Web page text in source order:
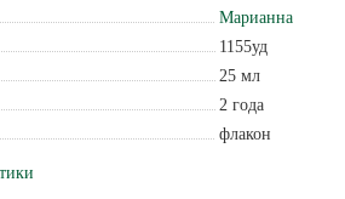
Марианна
1155уд
25 мл
2 года
флакон